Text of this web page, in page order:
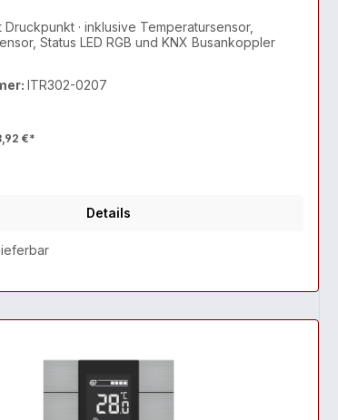
Druckpunkt · inklusive Temperatursensor,
Status LED RGB und KNX Busankoppler
ITR302-0207
€*
Details